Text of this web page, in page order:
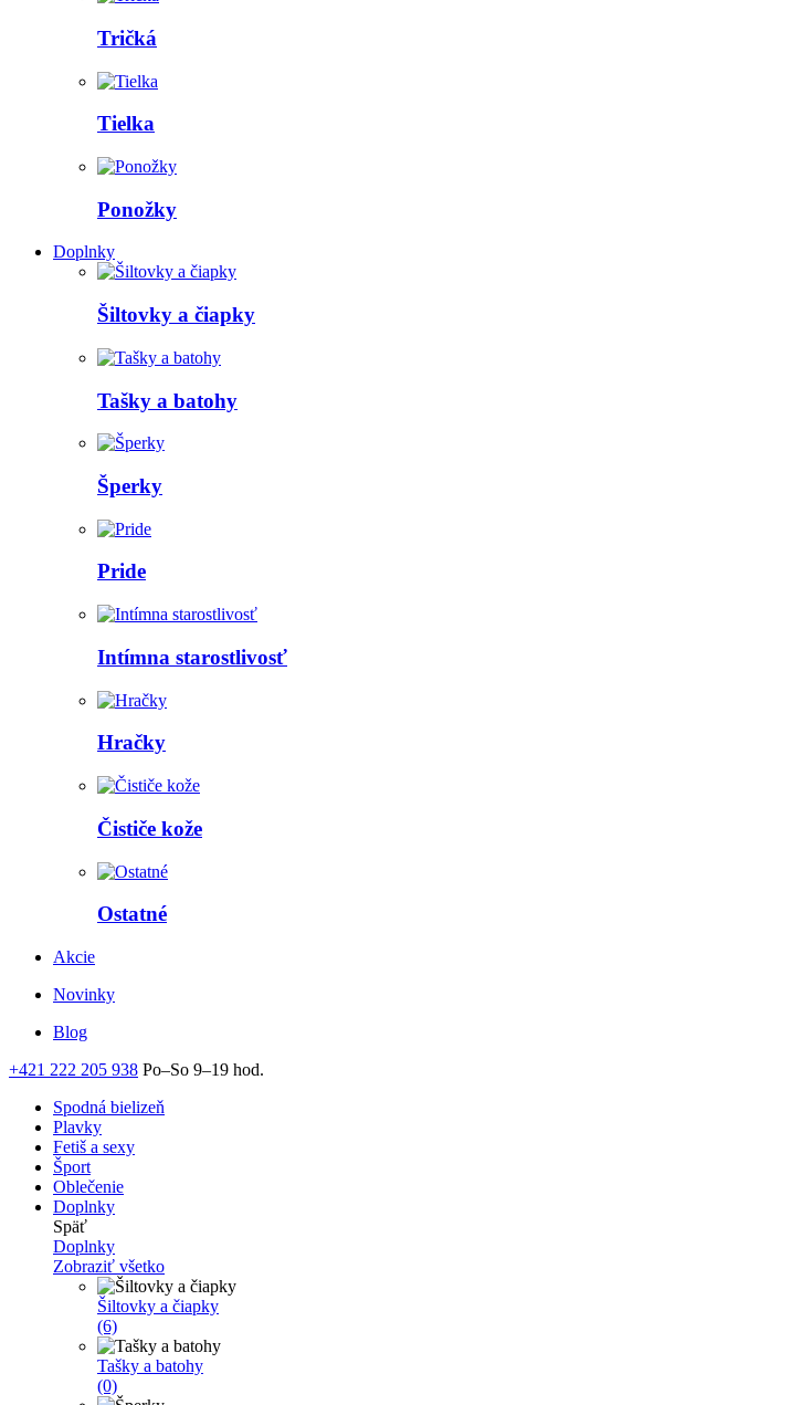
Tričká
Tielka
Ponožky
Doplnky
Šiltovky a čiapky
Tašky a batohy
Šperky
Pride
Intímna starostlivosť
Hračky
Čističe kože
Ostatné
Akcie
Novinky
Blog
+421 222 205 938 Po–So 9–19 hod.
Spodná bielizeň
Plavky
Fetiš a sexy
Šport
Oblečenie
Doplnky
Späť
Doplnky
Zobraziť všetko
Šiltovky a čiapky
(6)
Tašky a batohy
(0)